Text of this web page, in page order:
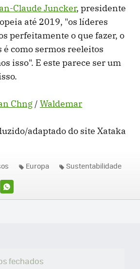
Claude Juncker, presidente
até 2019, "os líderes
perfeitamente o que fazer, o
é como sermos reeleitos
isso". E este parece ser um
Chng / Waldemar
adaptado do site Xataka
WHATSAPP
Europa Sustentabilidade
fechados